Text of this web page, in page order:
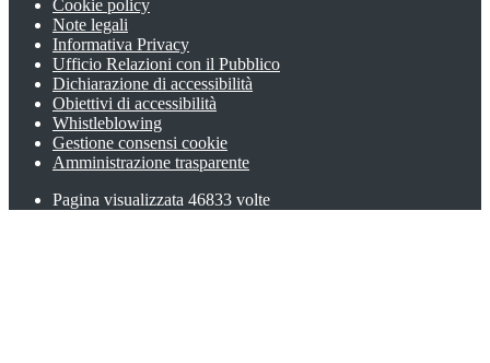
Cookie policy
Note legali
Informativa Privacy
Ufficio Relazioni con il Pubblico
Dichiarazione di accessibilità
Obiettivi di accessibilità
Whistleblowing
Gestione consensi cookie
Amministrazione trasparente
Pagina visualizzata 46833 volte